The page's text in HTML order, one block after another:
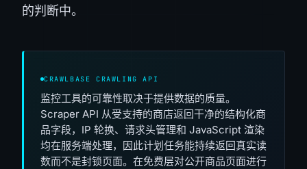
的判断中。
CRAWLBASE CRAWLING API
监控工具的可靠性取决于提供数据的质量。
Scraper API 从受支持的商店返回干净的结构化商
品字段，IP 轮换、请求头管理和 JavaScript 渲染
均在服务端处理，因此计划任务能持续返回真实读
数而不是封锁页面。在免费层对公开商品页面进行